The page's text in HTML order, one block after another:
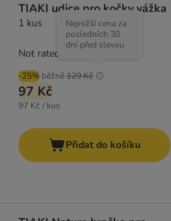
TIAKI udice pro kočky vážka
1 kus
-25% běžně129 Kč
Nejnižší cena za
posledních 30
dní před slevou
97 Kč
97 Kč / kus
Not rated
Přidat do košíku